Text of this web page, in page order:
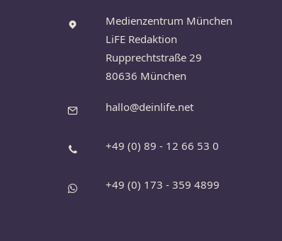
Medienzentrum München
LiFE Redaktion
Rupprechtstraße 29
80636 München
hallo@deinlife.net
+49 (0) 89 - 12 66 53 0
+49 (0) 173 - 359 4899